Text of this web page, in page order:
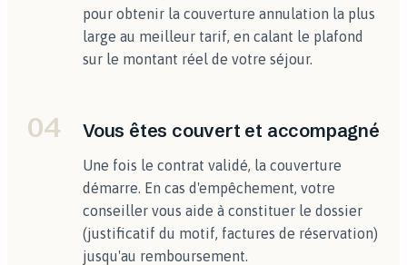
pour obtenir la couverture annulation la plus
large au meilleur tarif, en calant le plafond
sur le montant réel de votre séjour.
04 Vous êtes couvert et accompagné
Une fois le contrat validé, la couverture
démarre. En cas d'empêchement, votre
conseiller vous aide à constituer le dossier
(justificatif du motif, factures de réservation)
jusqu'au remboursement.